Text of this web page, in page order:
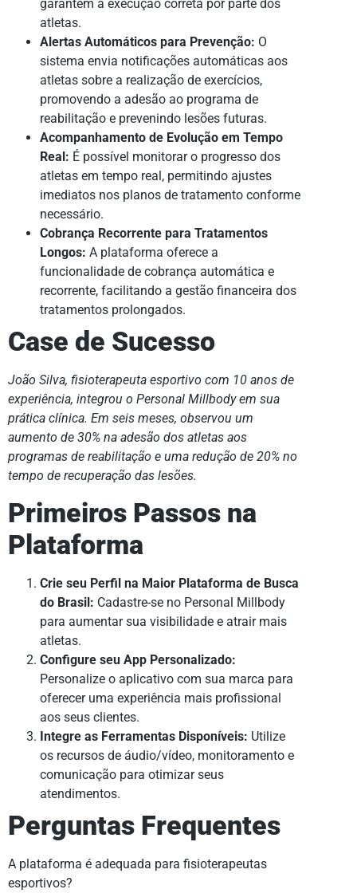
garantem a execução correta por parte dos
atletas.
Alertas Automáticos para Prevenção: O
sistema envia notificações automáticas aos
atletas sobre a realização de exercícios,
promovendo a adesão ao programa de
reabilitação e prevenindo lesões futuras.
Acompanhamento de Evolução em Tempo
Real: É possível monitorar o progresso dos
atletas em tempo real, permitindo ajustes
imediatos nos planos de tratamento conforme
necessário.
Cobrança Recorrente para Tratamentos
Longos: A plataforma oferece a
funcionalidade de cobrança automática e
recorrente, facilitando a gestão financeira dos
tratamentos prolongados.
Case de Sucesso
João Silva, fisioterapeuta esportivo com 10 anos de
experiência, integrou o Personal Millbody em sua
prática clínica. Em seis meses, observou um
aumento de 30% na adesão dos atletas aos
programas de reabilitação e uma redução de 20% no
tempo de recuperação das lesões.
Primeiros Passos na
Plataforma
Crie seu Perfil na Maior Plataforma de Busca
do Brasil: Cadastre-se no Personal Millbody
para aumentar sua visibilidade e atrair mais
atletas.
Configure seu App Personalizado:
Personalize o aplicativo com sua marca para
oferecer uma experiência mais profissional
aos seus clientes.
Integre as Ferramentas Disponíveis: Utilize
os recursos de áudio/vídeo, monitoramento e
comunicação para otimizar seus
atendimentos.
Perguntas Frequentes
A plataforma é adequada para fisioterapeutas
esportivos?